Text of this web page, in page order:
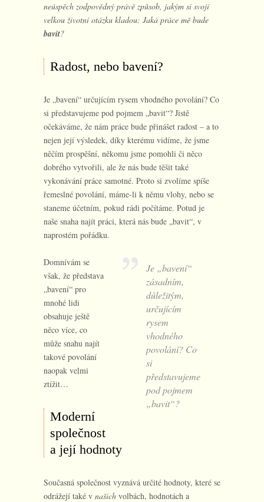
neúspěch zodpovědný právě způsob, jakým si svojí
velkou životní otázku kladou: Jaká práce mě bude
bavit?
Radost, nebo bavení?
Je „bavení“ určujícím rysem vhodného povolání? Co
si představujeme pod pojmem „bavit“? Jistě
očekáváme, že nám práce bude přinášet radost – a to
nejen její výsledek, díky kterému vidíme, že jsme
něčím prospěšní, někomu jsme pomohli či něco
dobrého vytvořili, ale že nás bude těšit také
vykonávání práce samotné. Proto si zvolíme spíše
řemeslné povolání, máme-li k němu vlohy, nebo se
staneme účetním, pokud rádi počítáme. Potud je
naše snaha najít práci, která nás bude „bavit“, v
naprostém pořádku.
Je „bavení“
zásadním,
důležitým,
určujícím
rysem
vhodného
povolání? Co
si
představujeme
pod pojmem
„bavit“?
Domnívám se
však, že představa
„bavení“ pro
mnohé lidi
obsahuje ještě
něco více, co
může snahu najít
takové povolání
naopak velmi
ztížit…
Moderní
společnost
a její hodnoty
Současná společnost vyznává určité hodnoty, které se
odrážejí také v našich volbách, hodnotách a